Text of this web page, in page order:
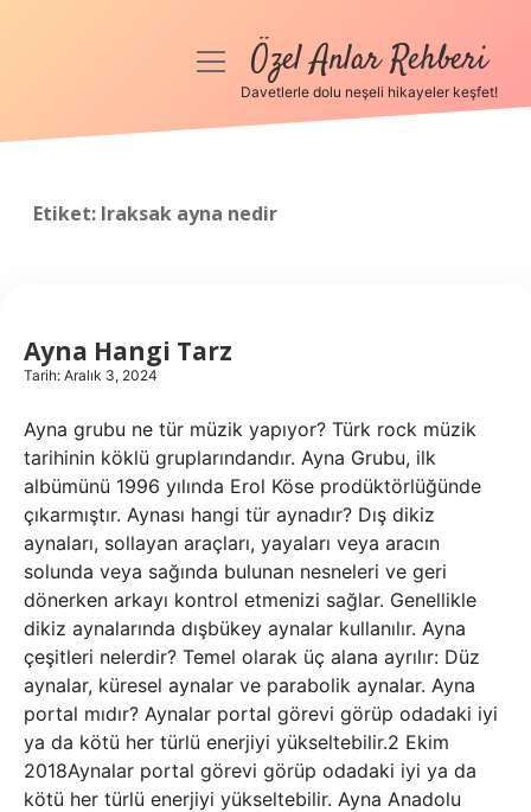
Anasayfa
menüyüÖzel Anlar Rehberi
Davetlerle dolu neşeli hikayeler keşfet!
Etiket: Iraksak ayna nedir
Ayna Hangi Tarz
Tarih: Aralık 3, 2024
Ayna grubu ne tür müzik yapıyor? Türk rock müzik
tarihinin köklü gruplarındandır. Ayna Grubu, ilk
albümünü 1996 yılında Erol Köse prodüktörlüğünde
çıkarmıştır. Aynası hangi tür aynadır? Dış dikiz
aynaları, sollayan araçları, yayaları veya aracın
solunda veya sağında bulunan nesneleri ve geri
dönerken arkayı kontrol etmenizi sağlar. Genellikle
dikiz aynalarında dışbükey aynalar kullanılır. Ayna
çeşitleri nelerdir? Temel olarak üç alana ayrılır: Düz
aynalar, küresel aynalar ve parabolik aynalar. Ayna
portal mıdır? Aynalar portal görevi görüp odadaki iyi
ya da kötü her türlü enerjiyi yükseltebilir.2 Ekim
2018Aynalar portal görevi görüp odadaki iyi ya da
kötü her türlü enerjiyi yükseltebilir. Ayna Anadolu